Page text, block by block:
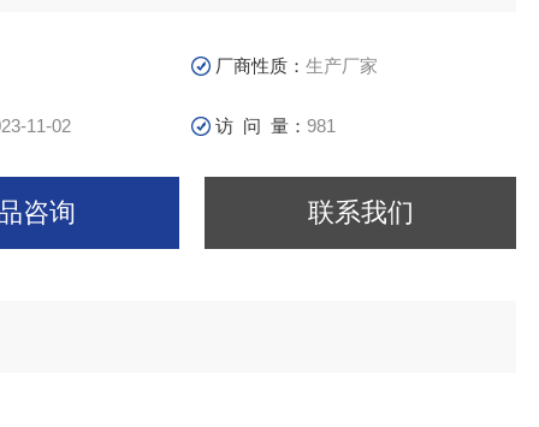
厂商性质：生产厂家
11-02 访 问 量：981
咨询 联系我们